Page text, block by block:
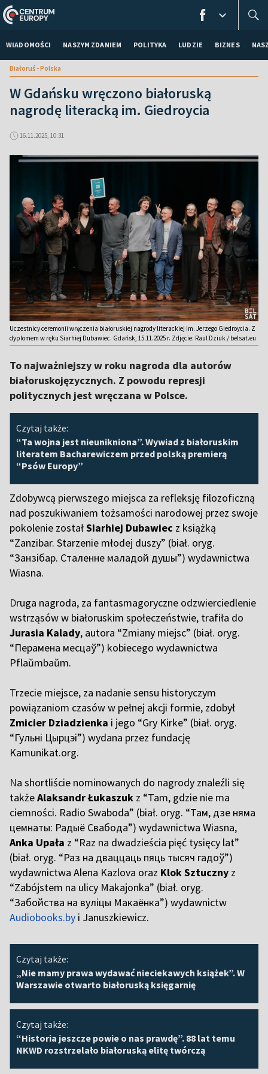
WIADOMOŚCI NASZYM ZDANIEM POLITYKA LUDZIE BIZNES
Białoruś - Polska
W Gdańsku wręczono białoruską
nagrodę literacką im. Giedroycia
16.11.2025, 10:31
Uczestnicy ceremonii wręczenia białoruskiej nagrody literackiej im. Jerzego Giedroycia. Z
dyplomem w ręku Siarhiej Dubawiec. Gdańsk, 15.11.2025 r. Zdjęcie: Raul Dziuk / belsat.eu
To najważniejszy w roku nagroda dla autorów
białoruskojęzycznych. Z powodu represji
politycznych jest wręczana w Polsce.
Czytaj także:
“Ta wojna jest nieunikniona”. Wywiad z białoruskim
literatem Bacharewiczem przed polską premierą
“Psów Europy”
Zdobywcą pierwszego miejsca za refleksję filozoficzną
nad poszukiwaniem tożsamości narodowej przez swoje
pokolenie zostałSiarhiej Dubawiec z książką
“Zanzibar. Starzenie młodej duszy” (biał. oryg.
“Занзібар. Сталенне маладой душы”) wydawnictwa
Wiasna.
Druga nagroda, za fantasmagoryczne odzwierciedlenie
wstrząsów w białoruskim społeczeństwie, trafiła do
Jurasia Kalady, autora “Zmiany miejsc” (biał. oryg.
“Перамена месцаў”) kobiecego wydawnictwa
Pflaŭmbaŭm.
Trzecie miejsce, za nadanie sensu historyczym
powiązaniom czasów w pełnej akcji formie, zdobył
Zmicier Dziadzienka i jego “Gry Kirke” (biał. oryg.
“Гульні Цырцэі”) wydana przez fundację
Kamunikat.org.
Na shortliście nominowanych do nagrody znaleźli się
takżeAlaksandr Łukaszuk z “Tam, gdzie nie ma
ciemności. Radio Swaboda” (biał. oryg. “Там, дзе няма
цемнаты: Радыё Свабода”) wydawnictwa Wiasna,
Anka Upała z “Raz na dwadzieścia pięć tysięcy lat”
(biał. oryg. “Раз на дваццаць пяць тысяч гадоў”)
wydawnictwa Alena Kazlova oraz Klok Sztuczny z
“Zabójstem na ulicy Makajonka” (biał. oryg.
“Забойства на вуліцы Макаёнка”) wydawnictw
Audiobooks.by i Januszkiewicz.
Czytaj także:
„Nie mamy prawa wydawać nieciekawych książek”. W
Warszawie otwarto białoruską księgarnię
Czytaj także:
“Historia jeszcze powie o nas prawdę”. 88 lat temu
NKWD rozstrzelało białoruską elitę twórczą